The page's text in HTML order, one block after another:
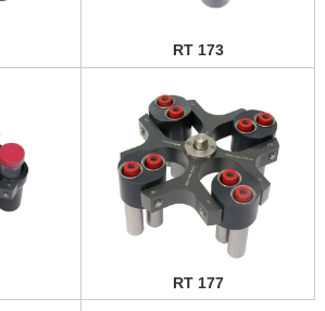
RT 173
RT 177